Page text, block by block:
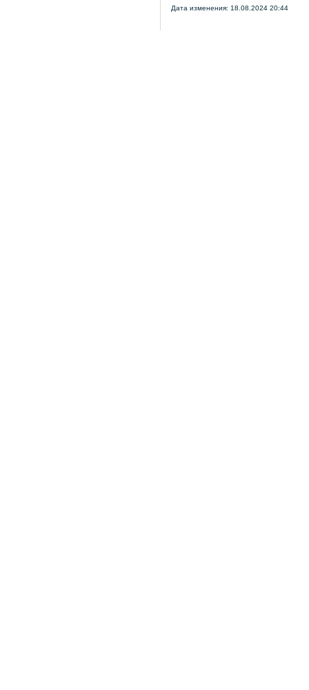
Дата изменения: 18.08.2024 20:44